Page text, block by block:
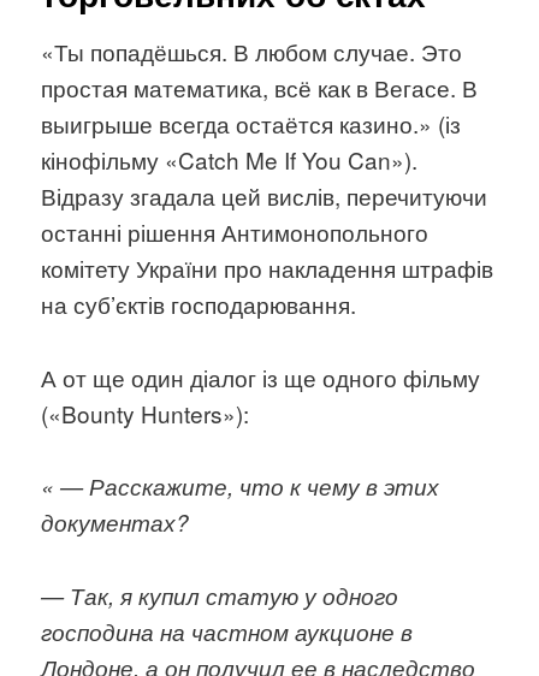
«Ты попадёшься. В любом случае. Это
простая математика, всё как в Вегасе. В
выигрыше всегда остаётся казино.» (із
кінофільму «Catch Me If You Can»).
Відразу згадала цей вислів, перечитуючи
останні рішення Антимонопольного
комітету України про накладення штрафів
на суб’єктів господарювання.
А от ще один діалог із ще одного фільму
(«Bounty Hunters»):
« — Расскажите, что к чему в этих
документах?
— Так, я купил статую у одного
господина на частном аукционе в
Лондоне, а он получил ее в наследство